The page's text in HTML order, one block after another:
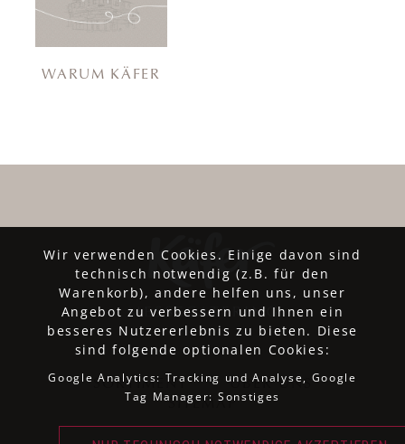
WARUM KÄFER
SORTIMENT
ÜBER UNS
SITEMAP
Wir verwenden Cookies. Einige davon sind
technisch notwendig (z.B. für den
Warenkorb), andere helfen uns, unser
Angebot zu verbessern und Ihnen ein
besseres Nutzererlebnis zu bieten. Diese
sind folgende optionalen Cookies:
Google Analytics: Tracking und Analyse, Google
Tag Manager: Sonstiges